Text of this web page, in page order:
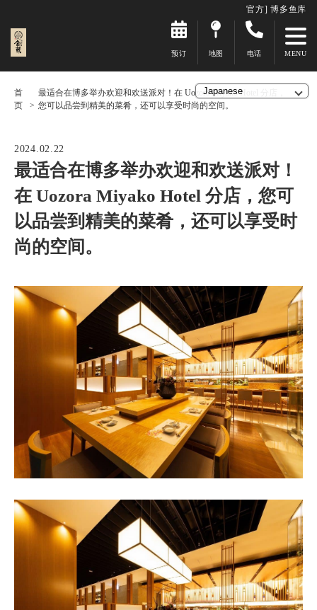
官方] 博多鱼库
预订 地图 电话
首
页
最适合在博多举办欢迎和欢送派对！在 Uozora Miyako Hotel 分店，
您可以品尝到精美的菜肴，还可以享受时尚的空间。
2024.02.22
最适合在博多举办欢迎和欢送派对！
在 Uozora Miyako Hotel 分店，您可
以品尝到精美的菜肴，还可以享受时
尚的空间。